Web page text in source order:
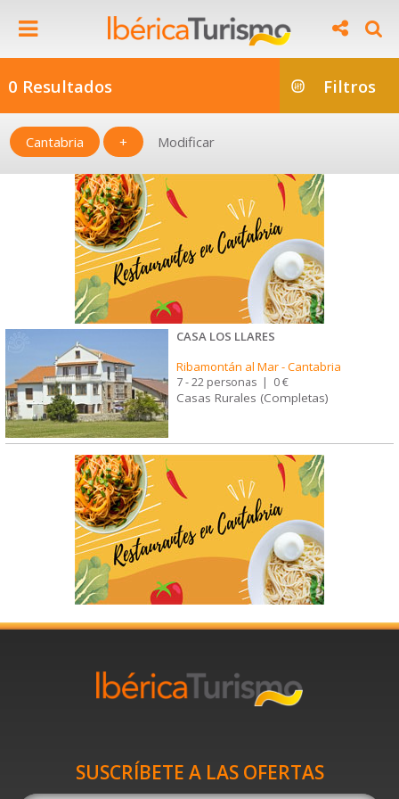
0 Resultados Filtros
Cantabria + Modificar
CASA LOS LLARES
Ribamontán al Mar-Cantabria
7 - 22 personas | 0 €
Casas Rurales (Completas)
SUSCRÍBETE A LAS OFERTAS